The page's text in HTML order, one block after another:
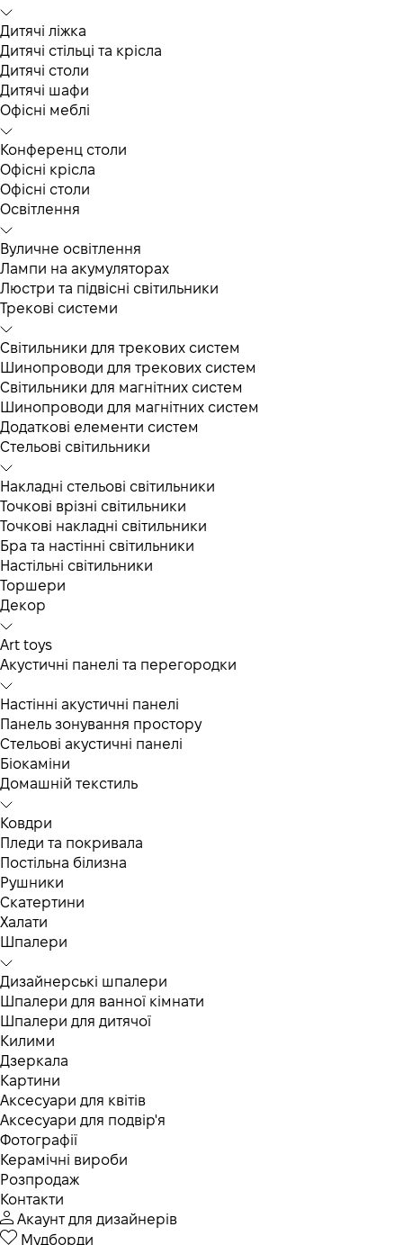
Дитячі ліжка
Дитячі стільці та крісла
Дитячі столи
Дитячі шафи
Офісні меблі
Конференц столи
Офісні крісла
Офісні столи
Освітлення
Вуличне освітлення
Лампи на акумуляторах
Люстри та підвісні світильники
Трекові системи
Світильники для трекових систем
Шинопроводи для трекових систем
Світильники для магнітних систем
Шинопроводи для магнітних систем
Додаткові елементи систем
Cтельові світильники
Накладні стельові світильники
Точкові врізні світильники
Точкові накладні світильники
Бра та настінні світильники
Настільні світильники
Торшери
Декор
Art toys
Акустичні панелі та перегородки
Настінні акустичні панелі
Панель зонування простору
Стельові акустичні панелі
Біокаміни
Домашній текстиль
Ковдри
Пледи та покривала
Постільна білизна
Рушники
Скатертини
Халати
Шпалери
Дизайнерські шпалери
Шпалери для ванної кімнати
Шпалери для дитячої
Килими
Дзеркала
Картини
Аксесуари для квітів
Аксесуари для подвір'я
Фотографії
Керамічні вироби
Розпродаж
Контакти
Акаунт для дизайнерів
Мудборди